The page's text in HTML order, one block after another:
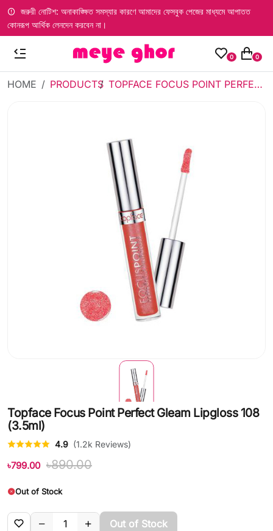
জরুরী নোটিশ: অনাকাঙ্ক্ষিত সমস্যার কারণে আমাদের ফেসবুক পেজের মাধ্যমে আপাতত
কোনরূপ আর্থিক লেনদেন করবেন না।
0 0
HOME PRODUCTS TOPFACE FOCUS POINT PERFECT GLEAM LIPGLOSS 108 (3.5ML)
Topface Focus Point Perfect Gleam Lipgloss 108
(3.5ml)
4.9 (1.2k Reviews)
৳799.00 ৳890.00
Out of Stock
Out of Stock